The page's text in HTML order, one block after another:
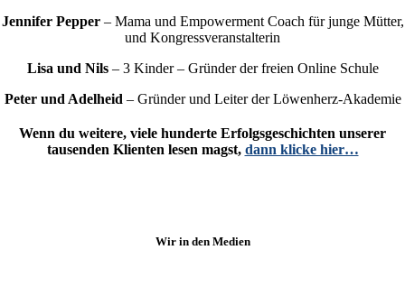
Jennifer Pepper– Mama und Empowerment Coach für junge Mütter,
und Kongressveranstalterin
Lisa und Nils– 3 Kinder – Gründer der freien Online Schule
Peter und Adelheid – Gründer und Leiter der Löwenherz-Akademie
Wenn du weitere, viele hunderte Erfolgsgeschichten unserer
tausenden Klienten lesen magst, dann klicke hier…
Wir in den Medien